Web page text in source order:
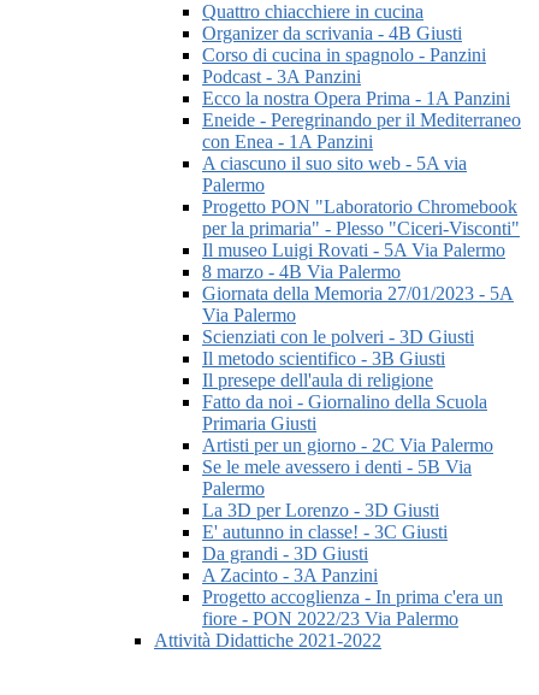
Quattro chiacchiere in cucina
Organizer da scrivania - 4B Giusti
Corso di cucina in spagnolo - Panzini
Podcast - 3A Panzini
Ecco la nostra Opera Prima - 1A Panzini
Eneide - Peregrinando per il Mediterraneo
con Enea - 1A Panzini
A ciascuno il suo sito web - 5A via
Palermo
Progetto PON "Laboratorio Chromebook
per la primaria" - Plesso "Ciceri-Visconti"
Il museo Luigi Rovati - 5A Via Palermo
8 marzo - 4B Via Palermo
Giornata della Memoria 27/01/2023 - 5A
Via Palermo
Scienziati con le polveri - 3D Giusti
Il metodo scientifico - 3B Giusti
Il presepe dell'aula di religione
Fatto da noi - Giornalino della Scuola
Primaria Giusti
Artisti per un giorno - 2C Via Palermo
Se le mele avessero i denti - 5B Via
Palermo
La 3D per Lorenzo - 3D Giusti
E' autunno in classe! - 3C Giusti
Da grandi - 3D Giusti
A Zacinto - 3A Panzini
Progetto accoglienza - In prima c'era un
fiore - PON 2022/23 Via Palermo
Attività Didattiche 2021-2022